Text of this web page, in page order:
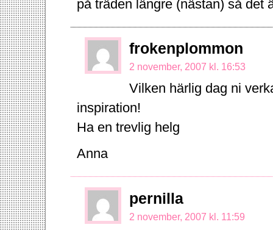
på träden längre (nästan) så
frokenplommon
2 november, 2007 kl. 16:53
Vilken härlig dag ni
inspiration!
Ha en trevlig helg
Anna
pernilla
2 november, 2007 kl. 11:59